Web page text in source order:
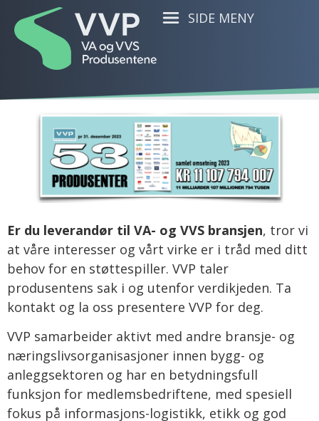
SIDE MENY
Er du leverandør til VA- og VVS bransjen, tror vi
at våre interesser og vårt virke er i tråd med ditt
behov for en støttespiller. VVP taler
produsentens sak i og utenfor verdikjeden. Ta
kontakt og la oss presentere VVP for deg.
VVP samarbeider aktivt med andre bransje- og
næringslivsorganisasjoner innen bygg- og
anleggsektoren og har en betydningsfull
funksjon for medlemsbedriftene, med spesiell
fokus på informasjons-logistikk, etikk og god